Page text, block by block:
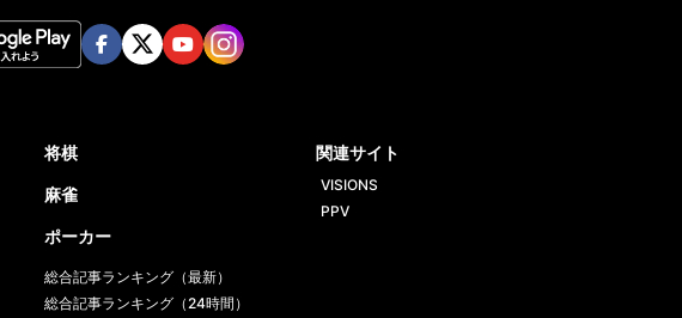
将棋
麻雀
ポーカー
総合記事ランキング（最新）
総合記事ランキング（24時間）
関連サイト
VISIONS
PPV